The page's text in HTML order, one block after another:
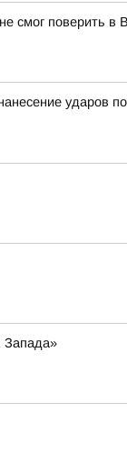
смог поверить
ударов
Запада»